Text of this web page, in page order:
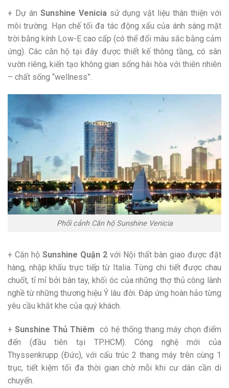
+ Dự án Sunshine Veniciasử dụng vật liệu thân thiện với
môi trường. Hạn chế tối đa tác động xấu của ánh sáng mặt
trời bằng kính Low-E cao cấp (có thể đổi màu sắc bằng cảm
ứng). Các căn hộ tại đây được thiết kế thông tầng, có sân
vườn riêng, kiến tạo không gian sống hài hòa với thiên nhiên
– chất sống “wellness”.
Phối cảnh Căn hộ Sunshine Venicia
+ Căn hộ Sunshine Quận 2 với Nội thất bàn giao được đặt
hàng, nhập khẩu trực tiếp từ Italia. Từng chi tiết được chau
chuốt, tỉ mỉ bởi bàn tay, khối óc của những thợ thủ công lành
nghề từ những thương hiệu Ý lâu đời. Đáp ứng hoàn hảo từng
yêu cầu khắt khe của quý khách.
+Sunshine Thủ Thiêm có hệ thống thang máy chọn điểm
đến (đầu tiên tại TP.HCM). Công nghệ mới của
Thyssenkrupp (Đức), với cấu trúc 2 thang máy trên cùng 1
trục, tiết kiệm tối đa thời gian chờ mỗi khi cư dân cần di
chuyển.